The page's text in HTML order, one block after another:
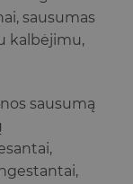
sausumas
kalbėjimu,
sausumą